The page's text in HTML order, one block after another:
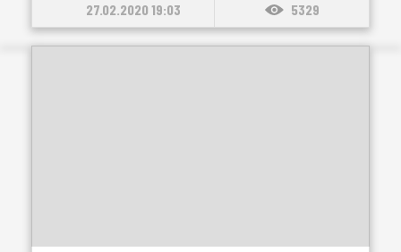
27.02.2020 19:03 5329